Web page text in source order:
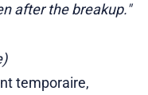
after the breakup."
temporaire,